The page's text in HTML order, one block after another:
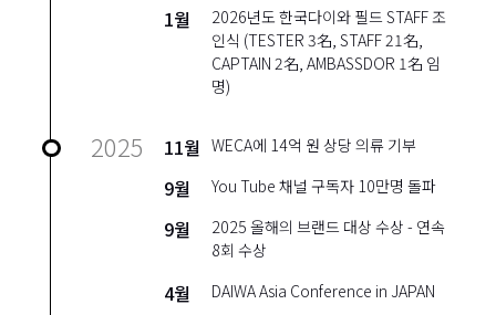
1월
2026년도 한국다이와 필드 STAFF 조
인식 (TESTER 3名, STAFF 21名,
CAPTAIN 2名, AMBASSDOR 1名 임
명)
2025 11월 WECA에 14억 원 상당 의류 기부
9월 You Tube 채널 구독자 10만명 돌파
9월
2025 올해의 브랜드 대상 수상 - 연속
8회 수상
4월 DAIWA Asia Conference in JAPAN